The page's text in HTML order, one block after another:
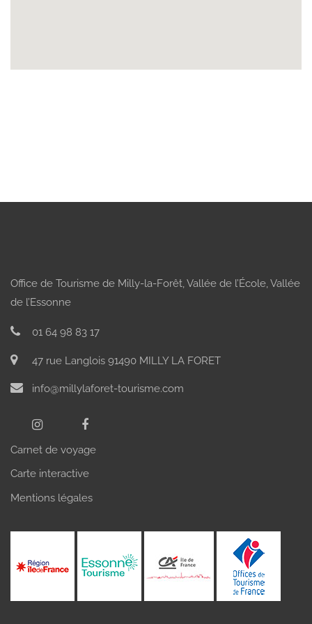
Office de Tourisme de Milly-la-Forêt, Vallée de l’École, Vallée
de l’Essonne
01 64 98 83 17
47 rue Langlois 91490 MILLY LA FORET
info@millylaforet-tourisme.com
Carnet de voyage
Carte interactive
Mentions légales